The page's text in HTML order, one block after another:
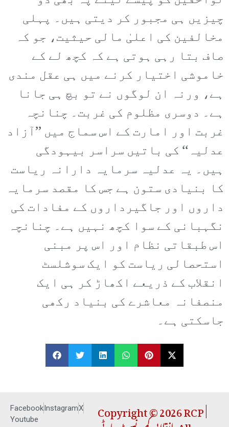
چیزیں ہی مجبور کر دیتی ہیں۔ پہلی
مخالفین کی اعلیٰ مالی حیثیت، جو کہ
صاف بتا رہی ہوتی ہے کہ کچھ لے کے
خاموشی اختیار کرنے میں ہی عقل مندی
ہے، ورنہ ان لوگوں نے تو بچ ہی جانا
ہے۔ دوسری مظلوم کی غربت۔ چنانچہ
غربت اور امارت کے اس سماج میں ’’آزاد
عدلیہ‘‘ کی باتیں سراسر بیہودگی
ہیں۔ یہ عدلیہ سرمایہ دارانہ ریاست
کا بنیادی ستون ہے جس کا مقصد سرمایہ
داروں اور جاگیرداروں کے مفادات کی
نگہبانی کے سوا کچھ نہیں ہے۔ چنانچہ
اس طبقاتی نظام اور اس پر مبنی
استحصالی ریاست کو ایک سوشلسٹ
انقلاب کے ذریعے اکھاڑ کر ہی ایک
منصفانہ معاشرے کی بنیاد رکھی
جاسکتی ہے۔
FacebookInstagramX
Youtube
Copyright © 2026 RCP |